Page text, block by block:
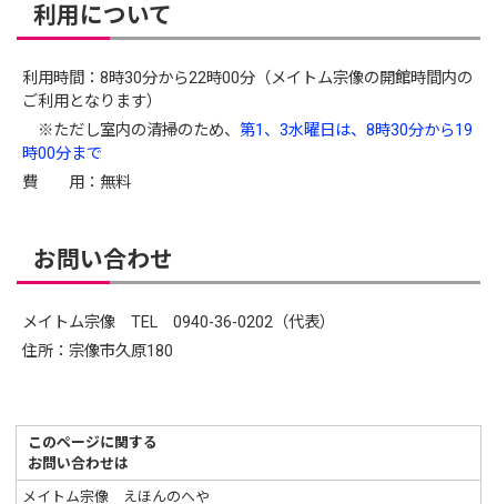
利用について
利用時間：8時30分から22時00分（メイトム宗像の開館時間内の
ご利用となります）
※ただし室内の清掃のため、第1、3水曜日は、8時30分から19
時00分まで
費 用：無料
お問い合わせ
メイトム宗像 TEL 0940-36-0202（代表）
住所：宗像市久原180
このページに関する
お問い合わせは
メイトム宗像 えほんのへや